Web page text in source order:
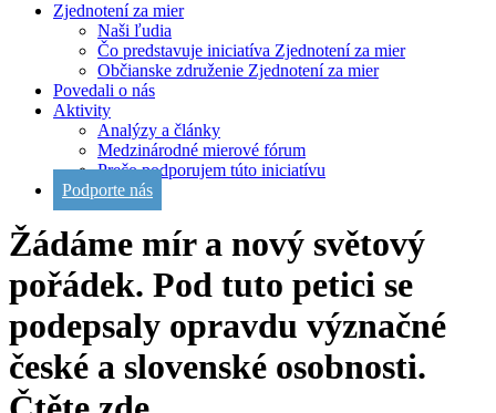
Zjednotení za mier
Naši ľudia
Čo predstavuje iniciatíva Zjednotení za mier
Občianske združenie Zjednotení za mier
Povedali o nás
Aktivity
Analýzy a články
Medzinárodné mierové fórum
Prečo podporujem túto iniciatívu
Podporte nás
Žádáme mír a nový světový
pořádek. Pod tuto petici se
podepsaly opravdu význačné
české a slovenské osobnosti.